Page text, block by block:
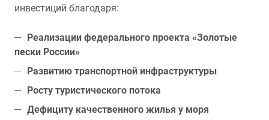
инвестиций благодаря:
Реализации федерального проекта «Золотые
пески России»
Развитию транспортной инфраструктуры
Росту туристического потока
Дефициту качественного жилья у моря